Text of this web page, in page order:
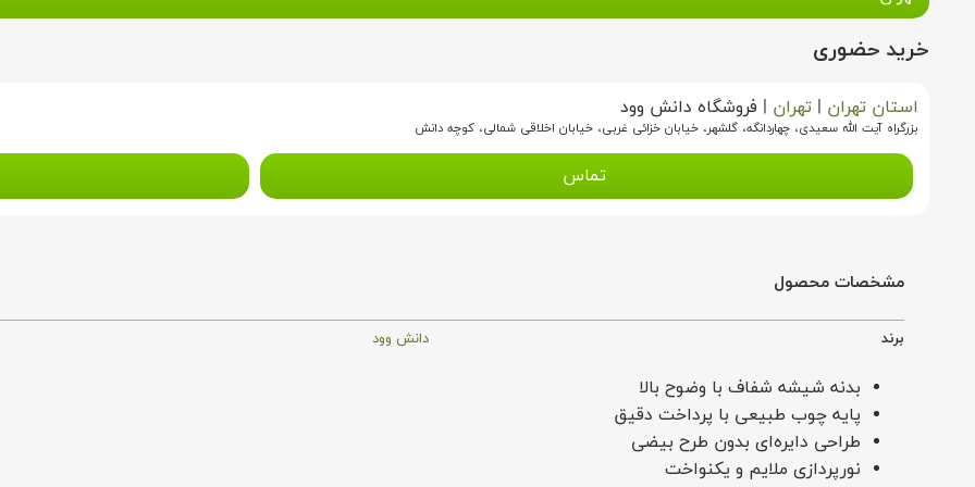
خرید حضوری
استان تهران | تهران | فروشگاه دانش وود
بزرگراه آیت الله سعیدی، چهاردانگه، گلشهر، خیابان خزائی غربی، خیابان اخلاقی شمالی، کوچه دانش
تماس
مشخصات محصول
برند دانش وود
بدنه شیشه شفاف با وضوح بالا
پایه چوب طبیعی با پرداخت دقیق
طراحی دایره‌ای بدون طرح بیضی
نورپردازی ملایم و یکنواخت